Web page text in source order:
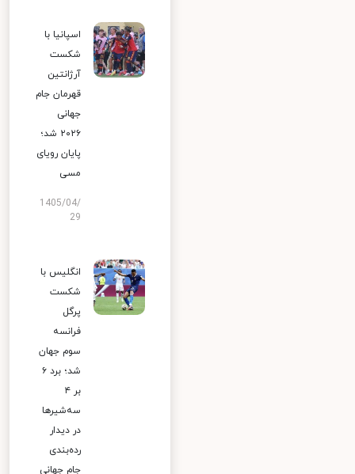
اسپانیا با
شکست
آرژانتین
قهرمان جام
جهانی
۲۰۲۶ شد؛
پایان رویای
مسی
1405/04/
29
انگلیس با
شکست
پرگل
فرانسه
سوم جهان
شد؛ برد ۶
بر ۴
سه‌شیرها
در دیدار
رده‌بندی
جام جهانی